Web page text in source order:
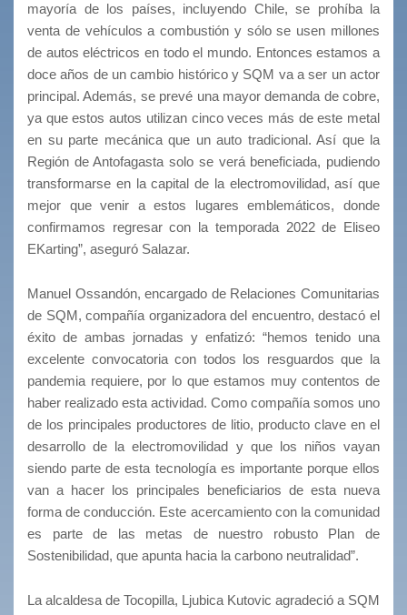
mayoría de los países, incluyendo Chile, se prohíba la
venta de vehículos a combustión y sólo se usen millones
de autos eléctricos en todo el mundo. Entonces estamos a
doce años de un cambio histórico y SQM va a ser un actor
principal. Además, se prevé una mayor demanda de cobre,
ya que estos autos utilizan cinco veces más de este metal
en su parte mecánica que un auto tradicional. Así que la
Región de Antofagasta solo se verá beneficiada, pudiendo
transformarse en la capital de la electromovilidad, así que
mejor que venir a estos lugares emblemáticos, donde
confirmamos regresar con la temporada 2022 de Eliseo
EKarting”, aseguró Salazar.
Manuel Ossandón, encargado de Relaciones Comunitarias
de SQM, compañía organizadora del encuentro, destacó el
éxito de ambas jornadas y enfatizó: “hemos tenido una
excelente convocatoria con todos los resguardos que la
pandemia requiere, por lo que estamos muy contentos de
haber realizado esta actividad. Como compañía somos uno
de los principales productores de litio, producto clave en el
desarrollo de la electromovilidad y que los niños vayan
siendo parte de esta tecnología es importante porque ellos
van a hacer los principales beneficiarios de esta nueva
forma de conducción. Este acercamiento con la comunidad
es parte de las metas de nuestro robusto Plan de
Sostenibilidad, que apunta hacia la carbono neutralidad”.
La alcaldesa de Tocopilla, Ljubica Kutovic agradeció a SQM